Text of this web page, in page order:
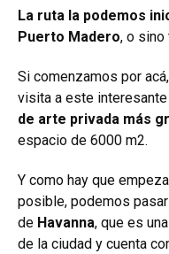
La ruta la podemos
Puerto Madero, o sino
Si comenzamos por
visita a este
de arte privada más
espacio de 6000 m2.
Y como hay que
posible, podemos
de Havanna, que es
de la ciudad y cuenta